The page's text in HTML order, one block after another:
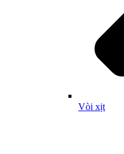
Vòi xịt